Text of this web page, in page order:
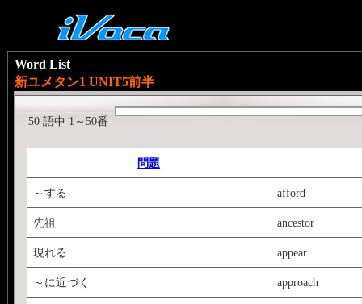
Word List
新ユメタン1 UNIT5前半
50 語中 1～50番
問題
～する afford
先祖 ancestor
現れる appear
～に近づく approach